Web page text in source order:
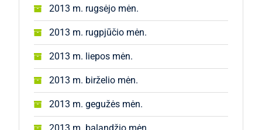
2013 m. rugsėjo mėn.
2013 m. rugpjūčio mėn.
2013 m. liepos mėn.
2013 m. birželio mėn.
2013 m. gegužės mėn.